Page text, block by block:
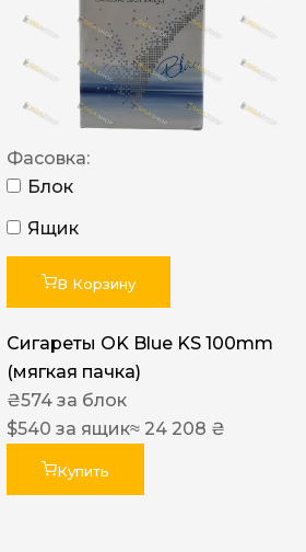
Фасовка:
Блок
Ящик
В Корзину
Сигареты OK Blue KS 100mm
(мягкая пачка)
₴574 за блок
$540 за ящик≈ 24 208 ₴
Купить